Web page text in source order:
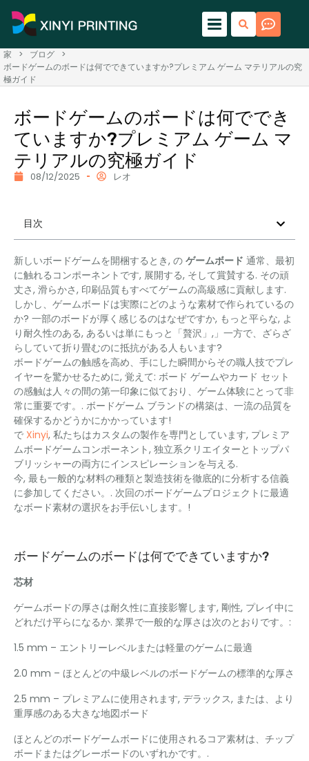
家 > ブログ
>
ボードゲームのボードは何でできていますか?プレミアム ゲーム マテリアルの究
極ガイド
ボードゲームのボードは何ででき
ていますか?プレミアム ゲーム マ
テリアルの究極ガイド
08/12/2025 レオ
目次
新しいボードゲームを開梱するとき, の ゲームボード 通常、最初
に触れるコンポーネントです, 展開する, そして賞賛する. その頑
丈さ, 滑らかさ, 印刷品質もすべてゲームの高級感に貢献します.
しかし、ゲームボードは実際にどのような素材で作られているの
か? 一部のボードが厚く感じるのはなぜですか, もっと平らな, よ
り耐久性のある, あるいは単にもっと「贅沢」,」一方で、ざらざ
らしていて折り畳むのに抵抗がある人もいます?
ボードゲームの触感を高め、手にした瞬間からその職人技でプレ
イヤーを驚かせるために, 覚えて: ボード ゲームやカード セット
の感触は人々の間の第一印象に似ており、ゲーム体験にとって非
常に重要です。. ボードゲーム ブランドの構築は、一流の品質を
確保するかどうかにかかっています!
で Xinyi, 私たちはカスタムの製作を専門としています, プレミア
ムボードゲームコンポーネント, 独立系クリエイターとトップパ
ブリッシャーの両方にインスピレーションを与える.
今, 最も一般的な材料の種類と製造技術を徹底的に分析する信義
に参加してください。. 次回のボードゲームプロジェクトに最適
なボード素材の選択をお手伝いします。!
ボードゲームのボードは何でできていますか?
芯材
ゲームボードの厚さは耐久性に直接影響します, 剛性, プレイ中に
どれだけ平らになるか. 業界で一般的な厚さは次のとおりです。:
1.5 mm – エントリーレベルまたは軽量のゲームに最適
2.0 mm – ほとんどの中級レベルのボードゲームの標準的な厚さ
2.5 mm – プレミアムに使用されます, デラックス, または、より
重厚感のある大きな地図ボード
ほとんどのボードゲームボードに使用されるコア素材は、チップ
ボードまたはグレーボードのいずれかです。.